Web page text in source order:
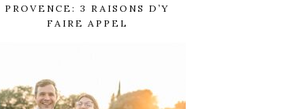
PROVENCE: 3 RAISONS D’Y
FAIRE APPEL